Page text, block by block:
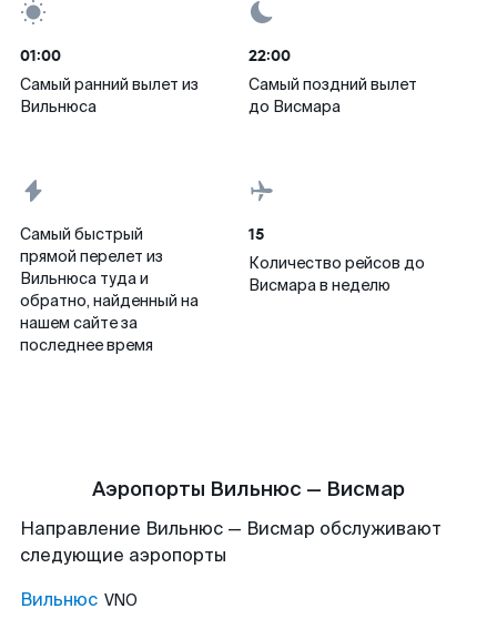
01:00
Самый ранний вылет из
Вильнюса
22:00
Самый поздний вылет
до Висмара
Самый быстрый
прямой перелет из
Вильнюса туда и
обратно, найденный на
нашем сайте за
последнее время
15
Количество рейсов до
Висмара в неделю
Аэропорты Вильнюс — Висмар
Направление Вильнюс — Висмар обслуживают
следующие аэропорты
Вильнюс VNO